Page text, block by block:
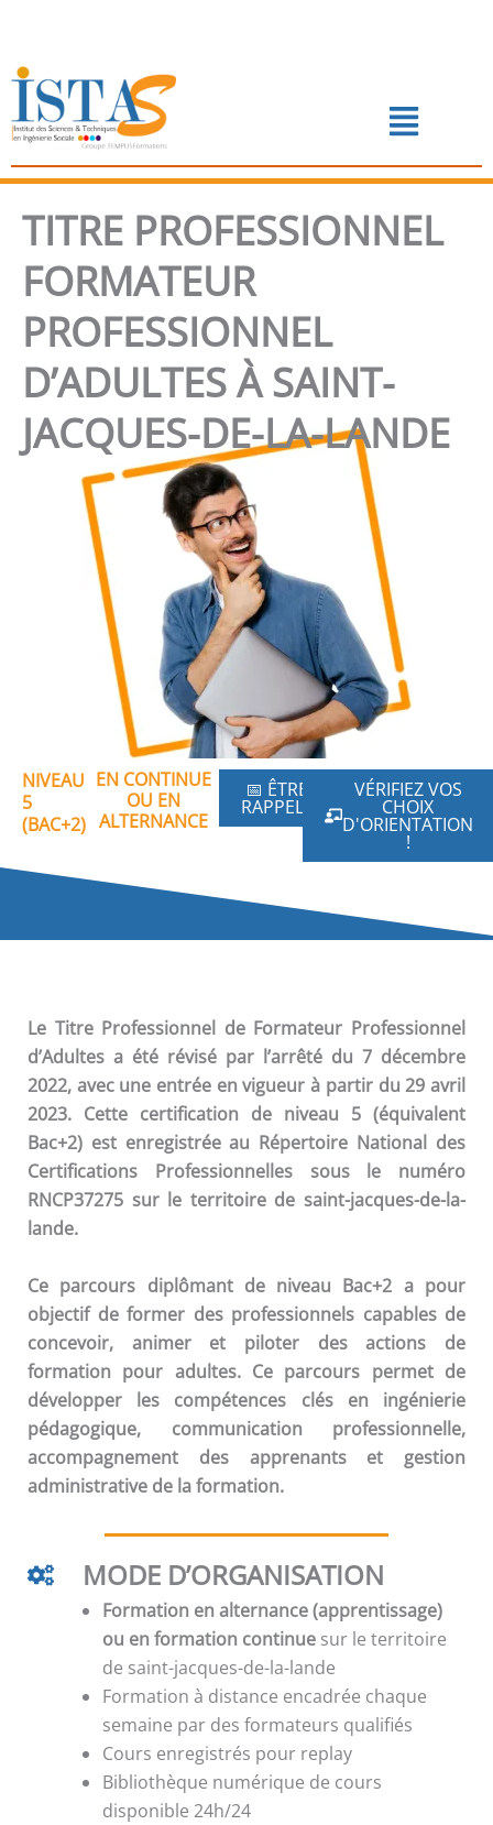
contenu
Menu
📅 PRENDRE RENDEZ-VOUS
TITRE PROFESSIONNEL
FORMATEUR
PROFESSIONNEL
D’ADULTES À SAINT-
JACQUES-DE-LA-LANDE
NIVEAU
5
(BAC+2)
EN CONTINUE
OU EN
ALTERNANCE
📅 ÊTRE
RAPPELÉ
VÉRIFIEZ VOS
CHOIX
D'ORIENTATION
!
Le Titre Professionnel de Formateur Professionnel
d’Adultes a été révisé par l’arrêté du 7 décembre
2022, avec une entrée en vigueur à partir du 29 avril
2023. Cette certification de niveau 5 (équivalent
Bac+2) est enregistrée au Répertoire National des
Certifications Professionnelles sous le numéro
RNCP37275 sur le territoire de saint-jacques-de-la-
lande.
Ce parcours diplômant de niveau Bac+2 a pour
objectif de former des professionnels capables de
concevoir, animer et piloter des actions de
formation pour adultes. Ce parcours permet de
développer les compétences clés en ingénierie
pédagogique, communication professionnelle,
accompagnement des apprenants et gestion
administrative de la formation.
MODE D’ORGANISATION
Formation en alternance (apprentissage)
ou en formation continue sur le territoire
de saint-jacques-de-la-lande
Formation à distance encadrée chaque
semaine par des formateurs qualifiés
Cours enregistrés pour replay
Bibliothèque numérique de cours
disponible 24h/24